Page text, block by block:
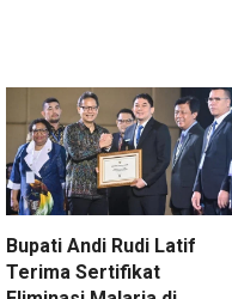
Bupati Andi Rudi Latif
Terima Sertifikat